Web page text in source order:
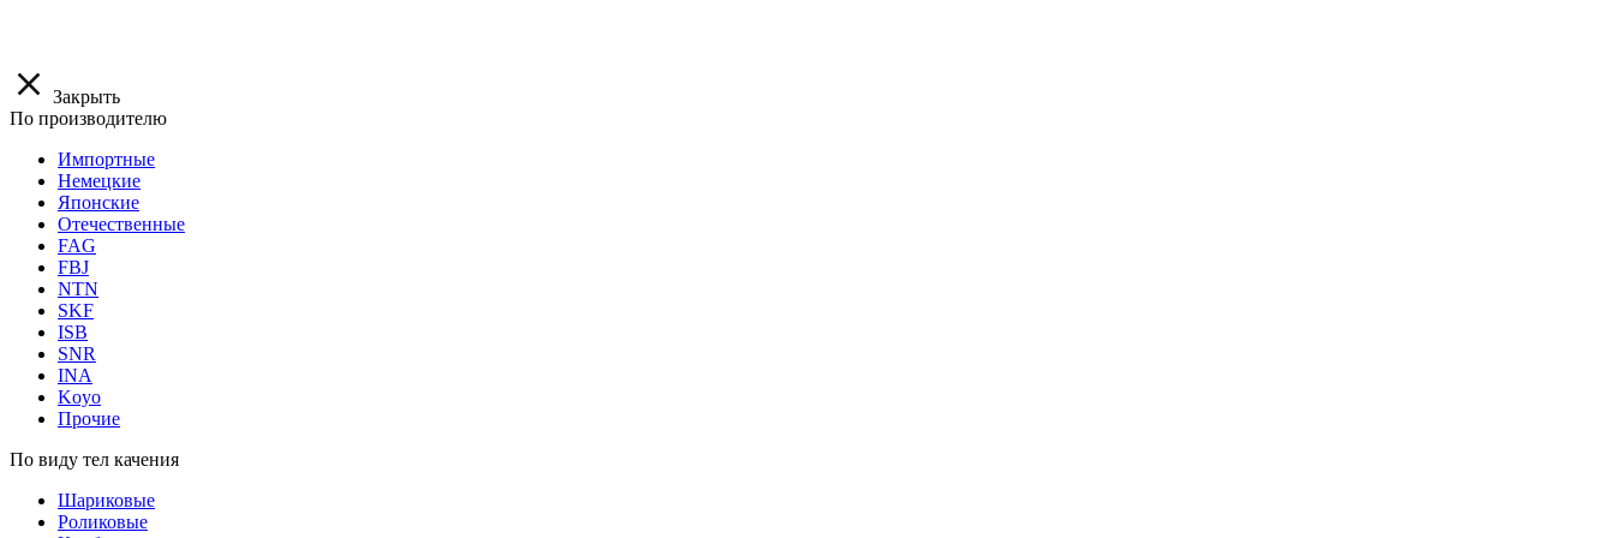
Закрыть
По производителю
Импортные
Немецкие
Японские
Отечественные
FAG
FBJ
NTN
SKF
ISB
SNR
INA
Koyo
Прочие
По виду тел качения
Шариковые
Роликовые